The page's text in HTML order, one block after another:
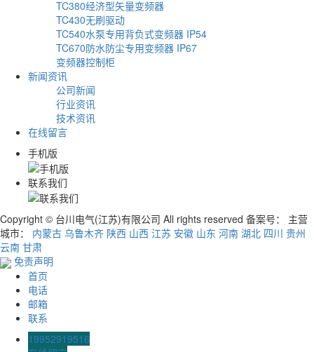
TC380经济型矢量变频器
TC430无刷驱动
TC540水泵专用背负式变频器 IP54
TC670防水防尘专用变频器 IP67
变频器控制柜
新闻资讯
公司新闻
行业资讯
技术资讯
在线留言
手机版
联系我们
Copyright © 台川电气(江苏)有限公司 All rights reserved 备案号：
主营
城市： 内蒙古 乌鲁木齐 陕西 山西 江苏 安徽 山东 河南 湖北 四川 贵州
云南 甘肃
免责声明
首页
电话
邮箱
联系
19952919516